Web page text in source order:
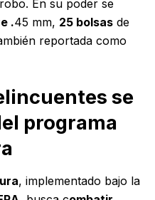
En su poder se
.45 mm, 25 bolsas de
reportada como
se
programa
, implementado bajo la